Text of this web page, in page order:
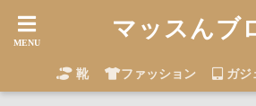
マッスんブ
靴 ファッション ガジ